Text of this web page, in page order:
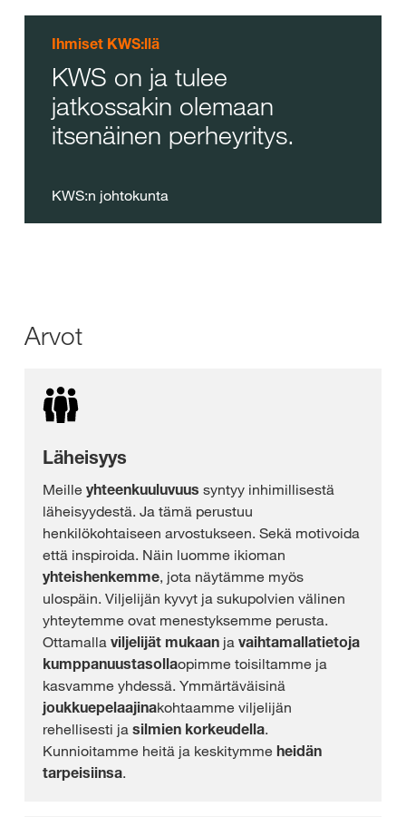
Ihmiset KWS:llä
KWS on ja tulee
jatkossakin olemaan
itsenäinen perheyritys.
KWS:n johtokunta
Arvot
Läheisyys
Meille yhteenkuuluvuus syntyy inhimillisestä
läheisyydestä. Ja tämä perustuu
henkilökohtaiseen arvostukseen. Sekä motivoida
että inspiroida. Näin luomme ikioman
yhteishenkemme, jota näytämme myös
ulospäin. Viljelijän kyvyt ja sukupolvien välinen
yhteytemme ovat menestyksemme perusta.
Ottamalla viljelijät mukaan ja vaihtamallatietoja
kumppanuustasollaopimme toisiltamme ja
kasvamme yhdessä. Ymmärtäväisinä
joukkuepelaajinakohtaamme viljelijän
rehellisesti ja silmien korkeudella.
Kunnioitamme heitä ja keskitymme heidän
tarpeisiinsa.